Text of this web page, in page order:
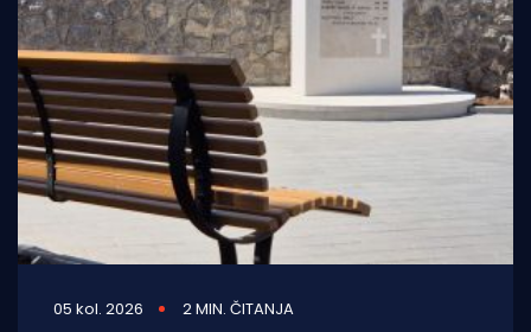
05 kol. 2026 2 MIN. ČITANJA